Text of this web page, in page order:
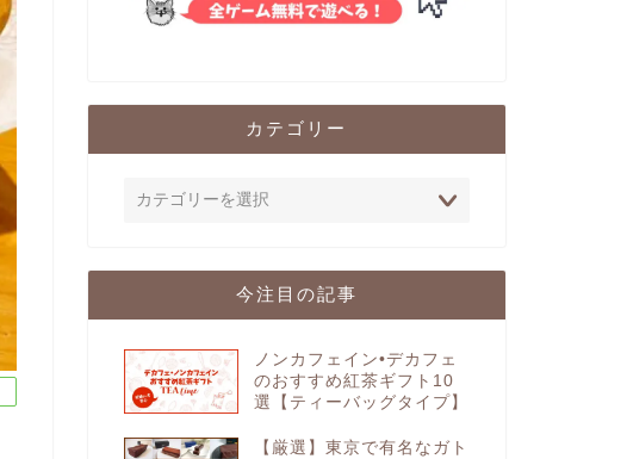
カテゴリー
今注目の記事
ノンカフェイン•デカフェ
のおすすめ紅茶ギフト10
選【ティーバッグタイプ】
【厳選】東京で有名なガト